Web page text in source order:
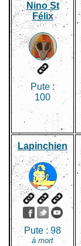
Nino St
Félix
Pute :
100
Lapinchien
Pute : 98
à mort